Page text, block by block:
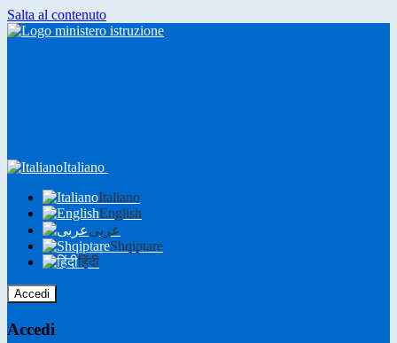
Salta al contenuto
Italiano
Italiano
English
عربى
Shqiptare
हिंदी
Accedi
Accedi